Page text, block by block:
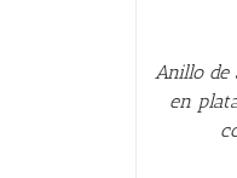
Anillo de
en